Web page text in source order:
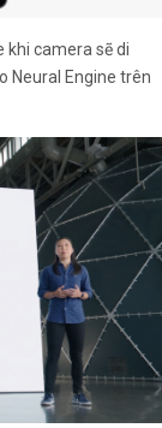
camera sẽ di
Neural Engine trên